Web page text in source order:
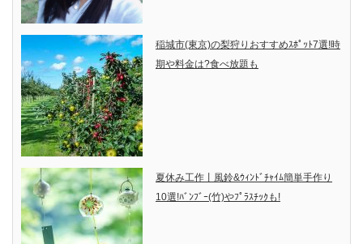
稲城市(東京)の梨狩りおすすめｽﾎﾟｯﾄ7選!時
期や料金は?食べ放題も
夏休み工作丨風鈴&ｳｨﾝﾄﾞﾁｬｲﾑ簡単手作り
10選!ﾊﾞﾝﾌﾞｰ(竹)やﾌﾟﾗｽﾁｯｸも!